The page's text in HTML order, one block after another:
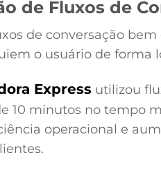
de Fluxos de
de conversação
o usuário de forma
Express utilizou
10 minutos no tempo
operacional e